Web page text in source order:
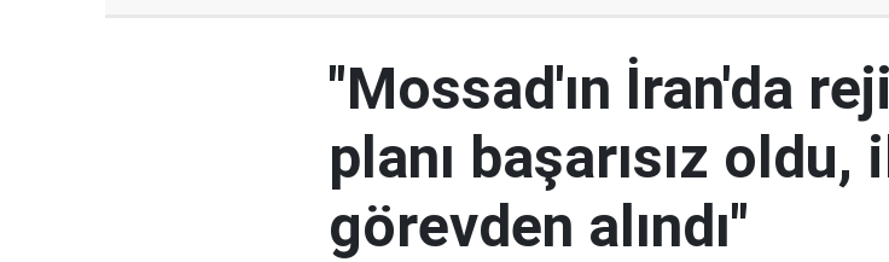
"Mossad'ın İran'da
planı başarısız
görevden alındı"